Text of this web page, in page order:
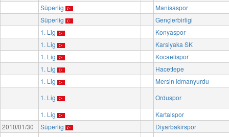
Süperlig
Manisaspor
Süperlig
Gençlerbirligi
1. Lig
Konyaspor
1. Lig
Karsiyaka SK
1. Lig
Kocaelispor
1. Lig
Hacettepe
1. Lig
Mersin Idmanyurdu
1. Lig
Orduspor
1. Lig
Kartalspor
2010/01/30
Süperlig
Diyarbakirspor